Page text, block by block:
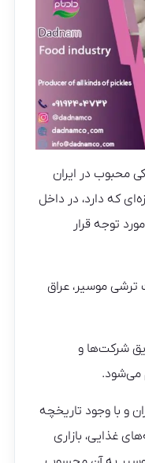
محبوب در ایران
که دارد، در داخل
توجه قرار
ترشی موسیر، عراق
شرکت‌ها و
می‌شود.
و با وجود تاریخچه
غذایی، بازاری